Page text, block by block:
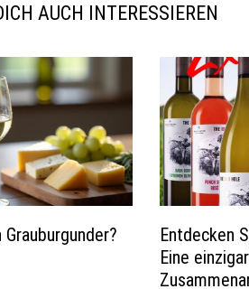
AUCH INTERESSIEREN
Entdecken
Eine